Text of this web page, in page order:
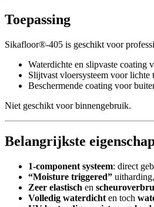
Toepassing
Sikafloor®-405 is geschikt voor
Waterdichte en slipvaste coating
Slijtvast vloersysteem voor lichte
Beschermende coating voor
Niet geschikt voor binnengebruik.
Belangrijkste
1-component systeem: direct
“Moisture triggered”
Zeer elastisch en
Volledig waterdicht en toch